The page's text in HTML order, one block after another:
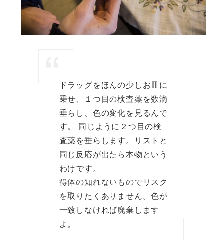
ドラッグをほんの少しお皿に
乗せ、１つ目の検査薬を数滴
垂らし、色の変化を見るんで
す。 同じように２つ目の検
査薬を垂らします。リストと
同じ反応が出たら本物という
わけです。
得体の知れないものでリスク
を取りたくありません。色が
一致しなければ廃棄します
よ。